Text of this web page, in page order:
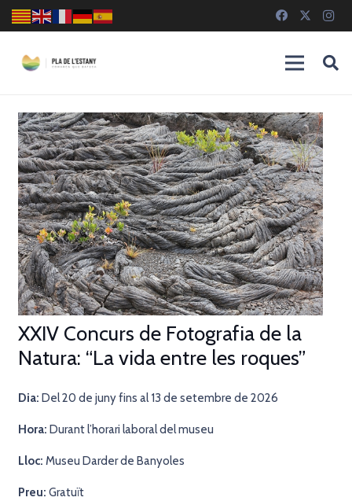
XXIV Concurs de Fotografia de la
Natura: “La vida entre les roques”
Dia: Del 20 de juny fins al 13 de setembre de 2026
Hora: Durant l’horari laboral del museu
Lloc: Museu Darder de Banyoles
Preu: Gratuït